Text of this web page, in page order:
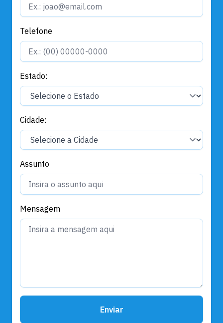
Telefone
Estado:
Cidade:
Assunto
Mensagem
Enviar